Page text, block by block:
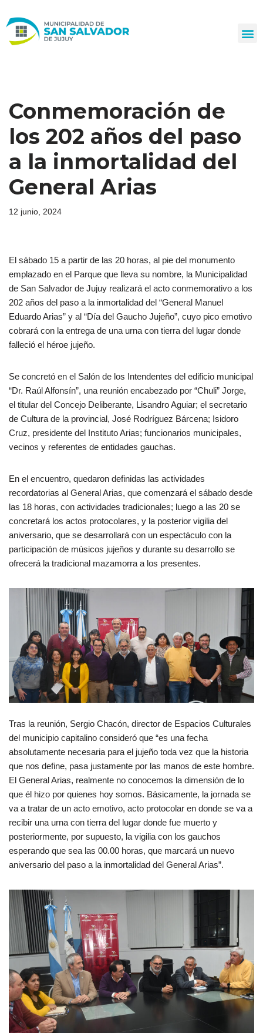
al
Conmemoración de
los 202 años del paso
a la inmortalidad del
General Arias
12 junio, 2024
El sábado 15 a partir de las 20 horas, al pie del monumento
emplazado en el Parque que lleva su nombre, la Municipalidad
de San Salvador de Jujuy realizará el acto conmemorativo a los
202 años del paso a la inmortalidad del “General Manuel
Eduardo Arias” y al “Día del Gaucho Jujeño”, cuyo pico emotivo
cobrará con la entrega de una urna con tierra del lugar donde
falleció el héroe jujeño.
Se concretó en el Salón de los Intendentes del edificio municipal
“Dr. Raúl Alfonsín”, una reunión encabezado por “Chuli” Jorge,
el titular del Concejo Deliberante, Lisandro Aguiar; el secretario
de Cultura de la provincial, José Rodríguez Bárcena; Isidoro
Cruz, presidente del Instituto Arias; funcionarios municipales,
vecinos y referentes de entidades gauchas.
En el encuentro, quedaron definidas las actividades
recordatorias al General Arias, que comenzará el sábado desde
las 18 horas, con actividades tradicionales; luego a las 20 se
concretará los actos protocolares, y la posterior vigilia del
aniversario, que se desarrollará con un espectáculo con la
participación de músicos jujeños y durante su desarrollo se
ofrecerá la tradicional mazamorra a los presentes.
Tras la reunión, Sergio Chacón, director de Espacios Culturales
del municipio capitalino consideró que “es una fecha
absolutamente necesaria para el jujeño toda vez que la historia
que nos define, pasa justamente por las manos de este hombre.
El General Arias, realmente no conocemos la dimensión de lo
que él hizo por quienes hoy somos. Básicamente, la jornada se
va a tratar de un acto emotivo, acto protocolar en donde se va a
recibir una urna con tierra del lugar donde fue muerto y
posteriormente, por supuesto, la vigilia con los gauchos
esperando que sea las 00.00 horas, que marcará un nuevo
aniversario del paso a la inmortalidad del General Arias”.